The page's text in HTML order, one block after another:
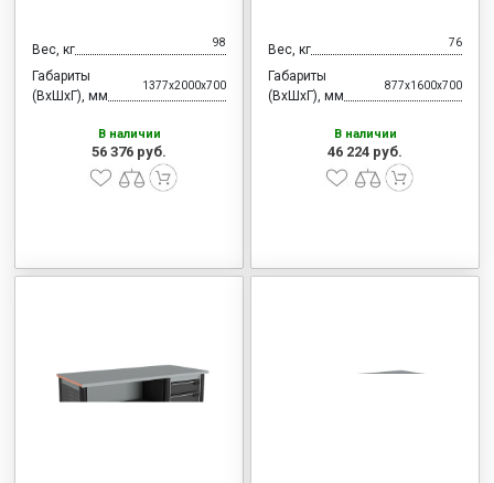
Вес, кг 98
Габариты
(ВхШхГ), мм
1377x2000x700
В наличии
56 376 руб.
Вес, кг 76
Габариты
(ВхШхГ), мм
877x1600x700
В наличии
46 224 руб.